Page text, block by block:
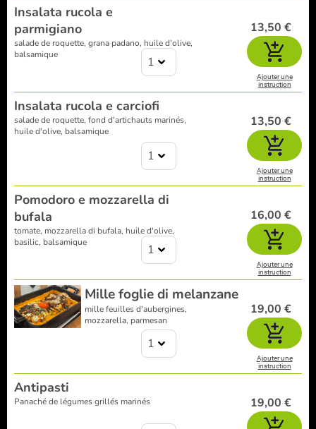
Insalata rucola e
parmigiano
salade de roquette, grana padano, huile d'olive,
balsamique
1
13,50 €
Ajouter une
instruction
Insalata rucola e carciofi
salade de roquette, fond d'artichauts marinés,
huile d'olive, balsamique
1
13,50 €
Ajouter une
instruction
Pomodoro e mozzarella di
bufala
tomate, mozzarella di bufala, huile d'olive,
basilic, balsamique
1
16,00 €
Ajouter une
instruction
Mille foglie di melanzane
mille feuilles d'aubergines,
mozzarella, parmesan
1
19,00 €
Ajouter une
instruction
Antipasti
Panaché de légumes grillés marinés 19,00 €